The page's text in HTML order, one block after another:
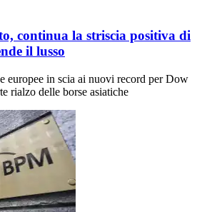
continua la striscia positiva di
il lusso
europee in scia ai nuovi record per Dow
rialzo delle borse asiatiche